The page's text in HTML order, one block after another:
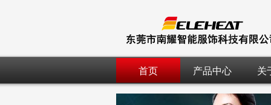
首页 产品中心 关